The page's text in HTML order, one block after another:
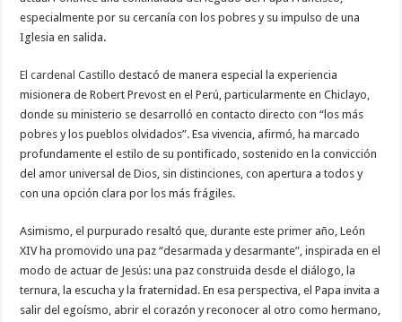
especialmente por su cercanía con los pobres y su impulso de una
Iglesia en salida.
El cardenal Castillo destacó de manera especial la experiencia
misionera de Robert Prevost en el Perú, particularmente en Chiclayo,
donde su ministerio se desarrolló en contacto directo con “los más
pobres y los pueblos olvidados”. Esa vivencia, afirmó, ha marcado
profundamente el estilo de su pontificado, sostenido en la convicción
del amor universal de Dios, sin distinciones, con apertura a todos y
con una opción clara por los más frágiles.
Asimismo, el purpurado resaltó que, durante este primer año, León
XIV ha promovido una paz “desarmada y desarmante”, inspirada en el
modo de actuar de Jesús: una paz construida desde el diálogo, la
ternura, la escucha y la fraternidad. En esa perspectiva, el Papa invita a
salir del egoísmo, abrir el corazón y reconocer al otro como hermano,